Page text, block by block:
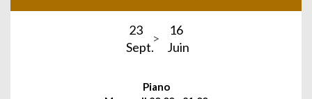
23
Sept.
16
Juin
Piano